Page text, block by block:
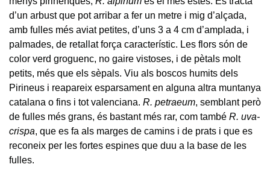
d’un arbust que pot arribar a fer un metre i mig d’alçada,
amb fulles més aviat petites, d’uns 3 a 4 cm d’amplada, i
palmades, de retallat força característic. Les flors són de
color verd groguenc, no gaire vistoses, i de pètals molt
petits, més que els sèpals. Viu als boscos humits dels
Pirineus i reapareix esparsament en alguna altra muntanya
catalana o fins i tot valenciana. R. petraeum, semblant però
de fulles més grans, és bastant més rar, com també R. uva-
crispa, que es fa als marges de camins i de prats i que es
reconeix per les fortes espines que duu a la base de les
fulles.